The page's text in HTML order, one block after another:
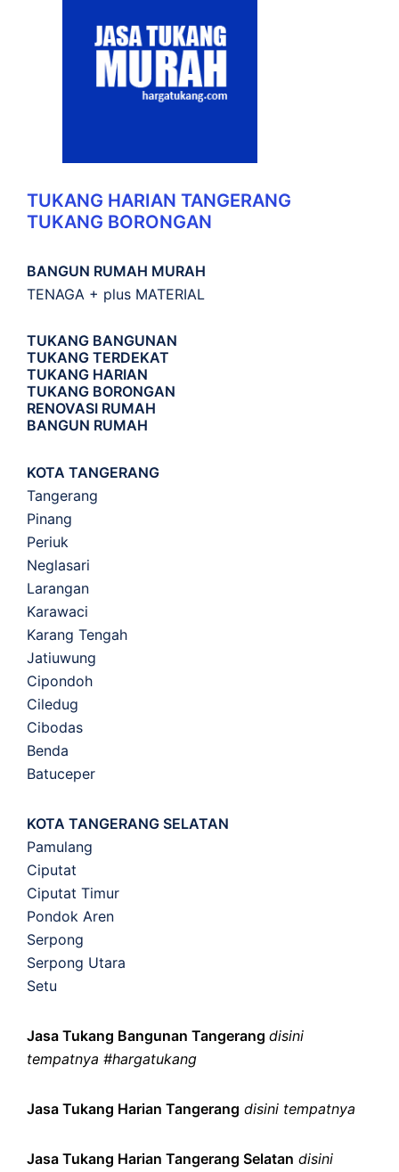
TUKANG HARIAN TANGERANG
TUKANG BORONGAN
BANGUN RUMAH MURAH
TENAGA + plus MATERIAL
TUKANG BANGUNAN
TUKANG TERDEKAT
TUKANG HARIAN
TUKANG BORONGAN
RENOVASI RUMAH
BANGUN RUMAH
KOTA TANGERANG
Tangerang
Pinang
Periuk
Neglasari
Larangan
Karawaci
Karang Tengah
Jatiuwung
Cipondoh
Ciledug
Cibodas
Benda
Batuceper
KOTA TANGERANG SELATAN
Pamulang
Ciputat
Ciputat Timur
Pondok Aren
Serpong
Serpong Utara
Setu
Jasa Tukang Bangunan Tangerang disini
tempatnya #hargatukang
Jasa Tukang Harian Tangerang disini tempatnya
Jasa Tukang Harian Tangerang Selatan disini